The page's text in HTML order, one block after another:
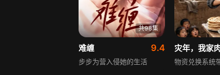
共98集
难缠 9.4
步步为营入侵她的生活
灾年，我家
物资兑换系统